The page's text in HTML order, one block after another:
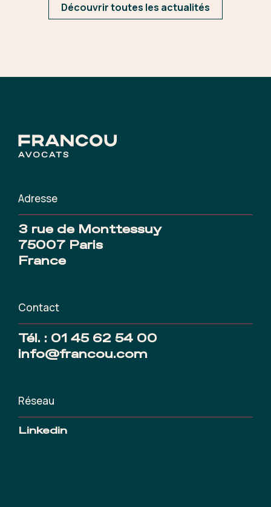
Découvrir toutes les actualités
Adresse
3 rue de Monttessuy
75007 Paris
France
Contact
Tél. : 01 45 62 54 00
info@francou.com
Réseau
Linkedin